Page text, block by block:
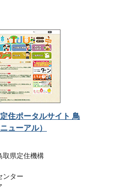
住ポータルサイト 鳥
ューアル）
県定住機構
ンター